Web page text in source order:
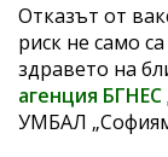
Отказът от
риск не само
здравето на
агенция БГНЕС
УМБАЛ